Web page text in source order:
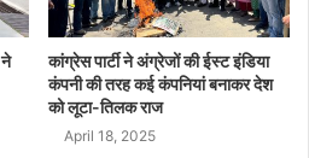
ने
कांग्रेस पार्टी ने अंग्रेजों की ईस्ट इंडिया
कंपनी की तरह कई कंपनियां बनाकर देश
को लूटा-तिलक राज
April 18, 2025